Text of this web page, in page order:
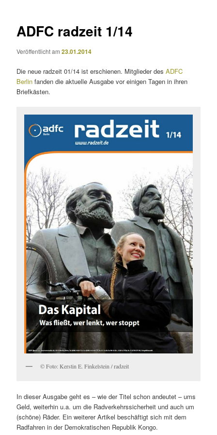
ADFC radzeit 1/14
Veröffentlicht am23.01.2014
Die neue radzeit 01/14 ist erschienen. Mitglieder desADFC
Berlin fanden die aktuelle Ausgabe vor einigen Tagen in ihren
Briefkästen.
© Foto: Kerstin E. Finkelstein / radzeit
In dieser Ausgabe geht es – wie der Titel schon andeutet – ums
Geld, weiterhin u.a. um die Radverkehrssicherheit und auch um
(schöne) Räder. Ein weiterer Artikel beschäftigt sich mit dem
Radfahren in der Demokratischen Republik Kongo.